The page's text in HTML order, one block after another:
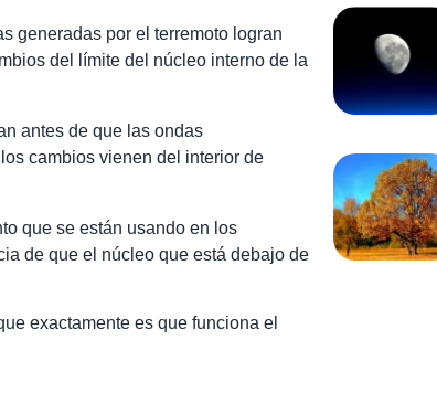
generadas por el terremoto logran
del límite del núcleo interno de la
antes de que las ondas
cambios vienen del interior de
que se están usando en los
de que el núcleo que está debajo de
exactamente es que funciona el